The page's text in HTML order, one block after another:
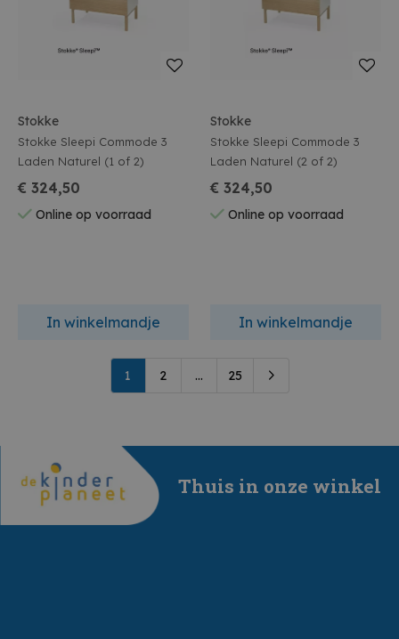
Stokke
Stokke Sleepi Commode 3
Laden Naturel (1 of 2)
€ 324,50
Online op voorraad
In winkelmandje
Stokke
Stokke Sleepi Commode 3
Laden Naturel (2 of 2)
€ 324,50
Online op voorraad
In winkelmandje
1 2 ... 25
Thuis in onze winkel